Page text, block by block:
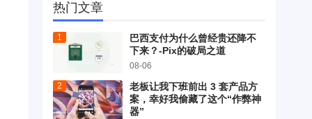
热门文章
巴西支付为什么曾经贵还降不
下来？-Pix的破局之道
08-06
老板让我下班前出 3 套产品方
案，幸好我偷藏了这个“作弊神
器”